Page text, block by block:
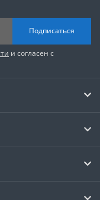
Подписаться
и согласен с